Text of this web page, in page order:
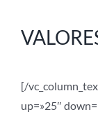
[/
up=»25″